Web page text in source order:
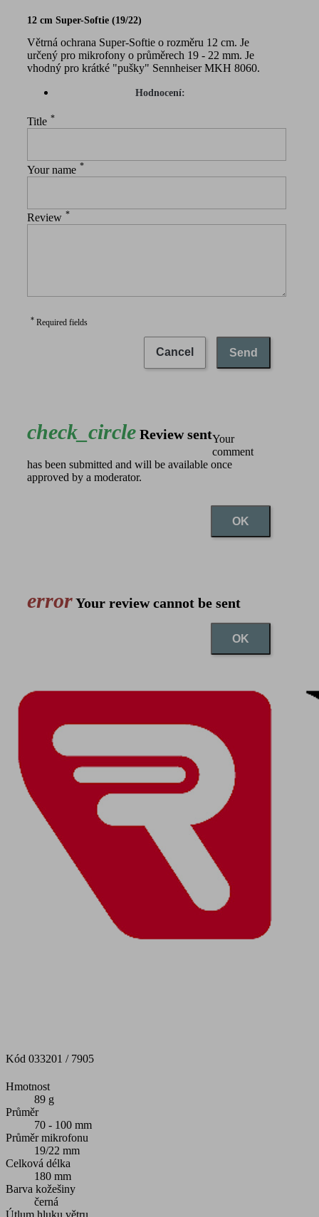
12 cm Super-Softie (19/22)
Větrná ochrana Super-Softie o rozměru 12 cm. Je
určený pro mikrofony o průměrech 19 - 22 mm. Je
vhodný pro krátké "pušky" Sennheiser MKH 8060.
Hodnocení:
Title *
Your name *
Review *
* Required fields
Cancel Send
check_circle Review sentYour
comment
has been submitted and will be available once
approved by a moderator.
OK
errorYour review cannot be sent
OK
Kód 033201 / 7905
Hmotnost
89 g
Průměr
70 - 100 mm
Průměr mikrofonu
19/22 mm
Celková délka
180 mm
Barva kožešiny
černá